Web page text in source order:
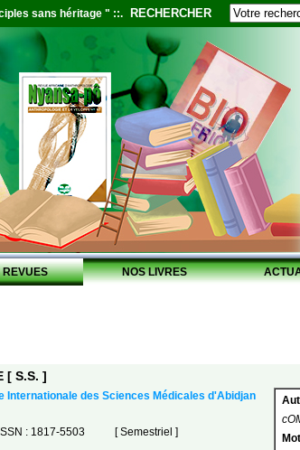
sans héritage " ::. RECHERCHER
REVUES NOS LIVRES
[ S.S. ]
Internationale des Sciences Médicales d'Abidjan
: 1817-5503 [ Semestriel ]